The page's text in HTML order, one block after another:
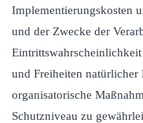
Implementierungskosten
und der Zwecke der
und Freiheiten natürlicher
organisatorische
Schutzniveau zu